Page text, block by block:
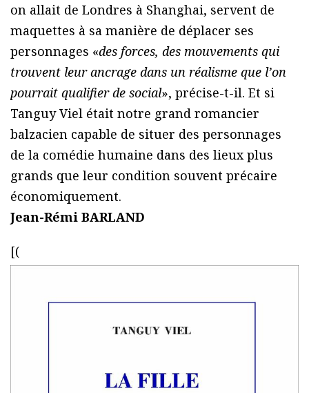
on allait de Londres à Shanghai, servent de
maquettes à sa manière de déplacer ses
personnages «des forces, des mouvements qui
trouvent leur ancrage dans un réalisme que l’on
pourrait qualifier de social», précise-t-il. Et si
Tanguy Viel était notre grand romancier
balzacien capable de situer des personnages
de la comédie humaine dans des lieux plus
grands que leur condition souvent précaire
économiquement.
Jean-Rémi BARLAND
[(